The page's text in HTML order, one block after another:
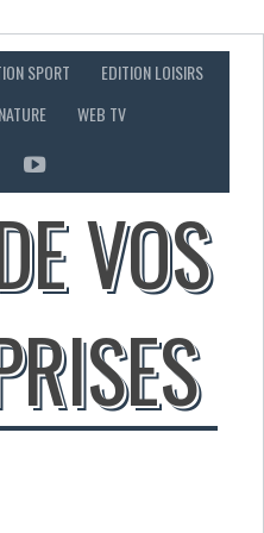
SPORT
EDITION LOISIRS
WEB TV
VOS